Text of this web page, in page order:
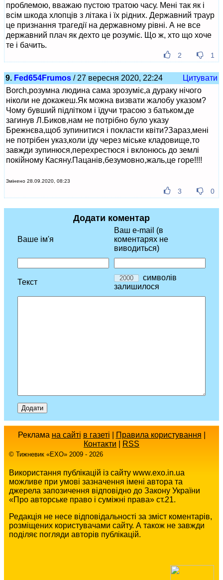
проблемою, вважаю пустою тратою часу. Мені так як і
всім шкода хлопців з літака і їх рідних. Державний траур
це признання трагедії на державному рівні. А не все
державний плач як дехто це розуміє. Що ж, хто що хоче
те і бачить.
2 1
9. Fed654Frumos / 27 вересня 2020, 22:24
Цитувати
Borch,розумна людина сама зрозуміє,а дураку нічого
ніколи не докажеш.Як можна визвати жалобу указом?
Чому бувший підлітком і їдучи трасою з батьком,де
загинув Л.Биков,нам не потрібно було указу
Брежнєва,щоб зупинитися і покласти квіти?Зараз,мені
не потрібен указ,коли іду через міське кладовище,то
завжди зупинюся,перехрестюся і вклонюсь до землі
покійному Касяну.Пацанів,безумовно,жаль,це горе!!!!
Змінено 28.09.2020, 08:23
3 0
Додати коментар
Ваше ім'я
Ваш e-mail (в
коментарях не
виводиться)
Текст
символів
залишилося
Реклама на сайті в газеті Правила користування
Контакти
RSS
© Тижневик «EХO» 2009 - 2026
Використання публікацій із сайту www.exo.in.ua
можливе при умові зазначення імені автора та
джерела запозичення відповідно до Закону України
«Про авторське право і суміжні права» ст.21.
Редакція не несе відповідальності за зміст коментарів,
розміщених користувачами сайту. А також не завжди
поділяє погляди авторів публікацій.